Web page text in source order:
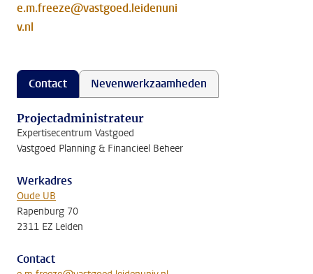
e.m.freeze@vastgoed.leidenuni
v.nl
Contact Nevenwerkzaamheden
Projectadministrateur
Expertisecentrum Vastgoed
Vastgoed Planning & Financieel Beheer
Werkadres
Oude UB
Rapenburg 70
2311 EZ Leiden
Contact